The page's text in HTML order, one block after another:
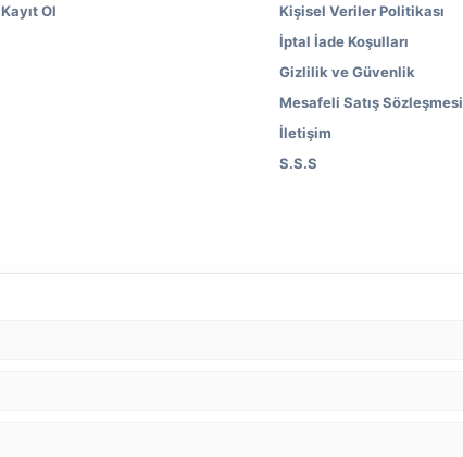
Kayıt Ol
Kişisel Veriler Politikası
İptal İade Koşulları
Gizlilik ve Güvenlik
Mesafeli Satış Sözleşmesi
İletişim
S.S.S